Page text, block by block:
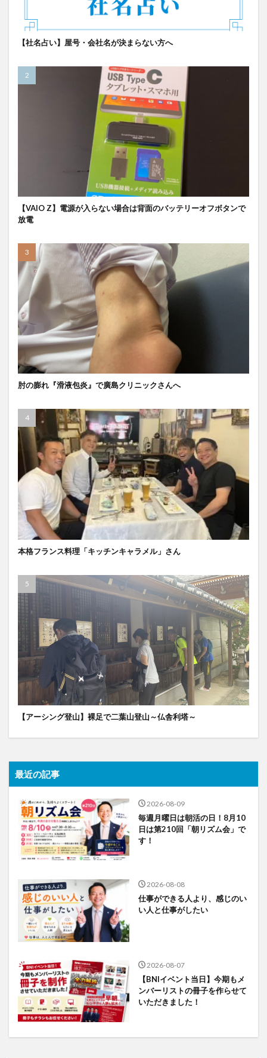
【社名占い】屋号・会社名が決まらない方へ
【VAIO Z】電源が入らない場合は背面のバッテリーオフボタンで
放電
肘の膨れ『滑液包炎』で廣島クリニックさんへ
本格フランス料理「キッチンキャラメル」さん
【アーシング登山】裸足で二葉山登山～仏舎利塔～
最近の記事
2026-08-09
毎週月曜日は朝活の日！8月10
日は第210回「朝リズム会」で
す！
2026-08-08
仕事ができる人より、感じのい
い人と仕事がしたい
2026-08-07
【BNIイベント当日】今期もメ
ンバーリストの冊子を作らせて
いただきました！